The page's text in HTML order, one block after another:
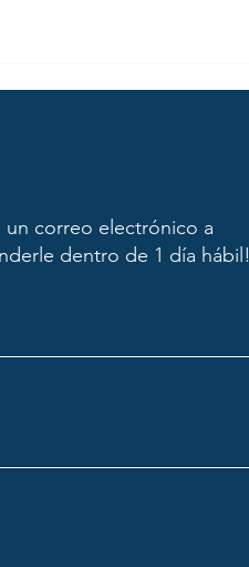
correo electrónico a
dentro de 1 día hábil!